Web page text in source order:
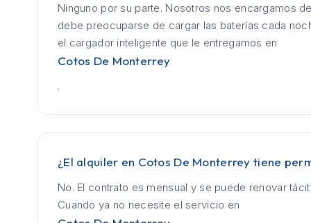
Ninguno por su parte. Nosotros nos encargamos
debe preocuparse de cargar las baterías cada
el cargador inteligente que le entregamos en
Cotos De Monterrey
.
¿El alquiler en Cotos De Monterrey tiene
No. El contrato es mensual y se puede renovar
Cuando ya no necesite el servicio en